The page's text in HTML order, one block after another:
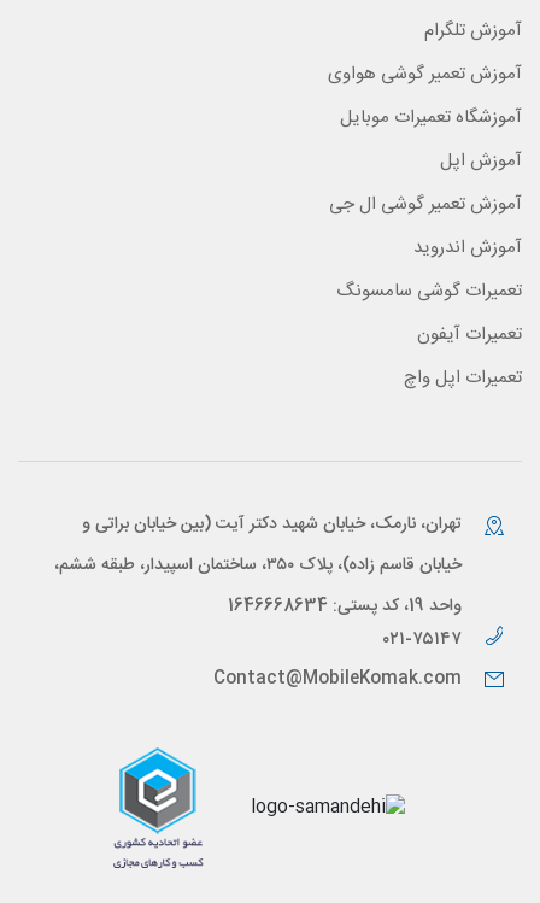
آموزش تلگرام
آموزش تعمیر گوشی هواوی
آموزشگاه تعمیرات موبایل
آموزش اپل
آموزش تعمیر گوشی ال جی
آموزش اندروید
تعمیرات گوشی سامسونگ
تعمیرات آیفون
تعمیرات اپل واچ
تهران، نارمک، خیابان شهید دکتر آیت (بین خیابان براتی و
خیابان قاسم زاده)، پلاک ۳۵۰، ساختمان اسپیدار، طبقه ششم،
واحد 19، کد پستی: 1646668634
۰۲۱-۷۵۱۴۷
Contact@MobileKomak.com